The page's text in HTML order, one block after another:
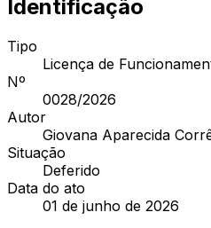
Identificação
Tipo
Licença de
Nº
0028/2026
Autor
Giovana Aparecida
Situação
Deferido
Data do ato
01 de junho de 2026